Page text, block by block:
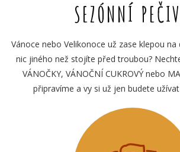
SEZÓNNÍ
Vánoce nebo Velikonoce už zase klepou
nic jiného než stojíte před troubou?
VÁNOČKY, VÁNOČNÍ CUKROVÝ nebo
připravíme a vy si už jen budete